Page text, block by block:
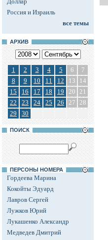
Россия и Израиль
все темы
АРХИВ
1 2 3 4 5 6
7
8
9 10 11 12 13
14
15
16 17 18 19 20 21
22
23 24 25 26 27 28
29
30
ПОИСК
ПЕРСОНЫ НОМЕРА
Гордеева Марина
Кокойты Эдуард
Лавров Сергей
Лужков Юрий
Лукашенко Александр
Медведев Дмитрий